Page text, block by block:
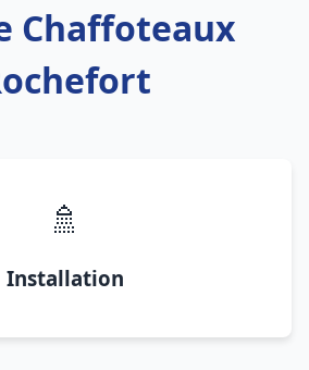
Chaffoteaux
🚿
Installation